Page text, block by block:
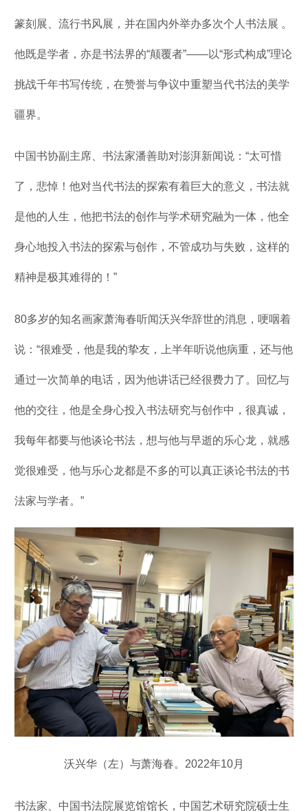
篆刻展、流行书风展，并在国内外举办多次个人书法展 。
他既是学者，亦是书法界的“颠覆者”——以“形式构成”理论
挑战千年书写传统，在赞誉与争议中重塑当代书法的美学
疆界。
中国书协副主席、书法家潘善助对澎湃新闻说：“太可惜
了，悲悼！他对当代书法的探索有着巨大的意义，书法就
是他的人生，他把书法的创作与学术研究融为一体，他全
身心地投入书法的探索与创作，不管成功与失败，这样的
精神是极其难得的！”
80多岁的知名画家萧海春听闻沃兴华辞世的消息，哽咽着
说：“很难受，他是我的挚友，上半年听说他病重，还与他
通过一次简单的电话，因为他讲话已经很费力了。回忆与
他的交往，他是全身心投入书法研究与创作中，很真诚，
我每年都要与他谈论书法，想与他与早逝的乐心龙，就感
觉很难受，他与乐心龙都是不多的可以真正谈论书法的书
法家与学者。”
沃兴华（左）与萧海春。2022年10月
书法家、中国书法院展览馆馆长，中国艺术研究院硕士生